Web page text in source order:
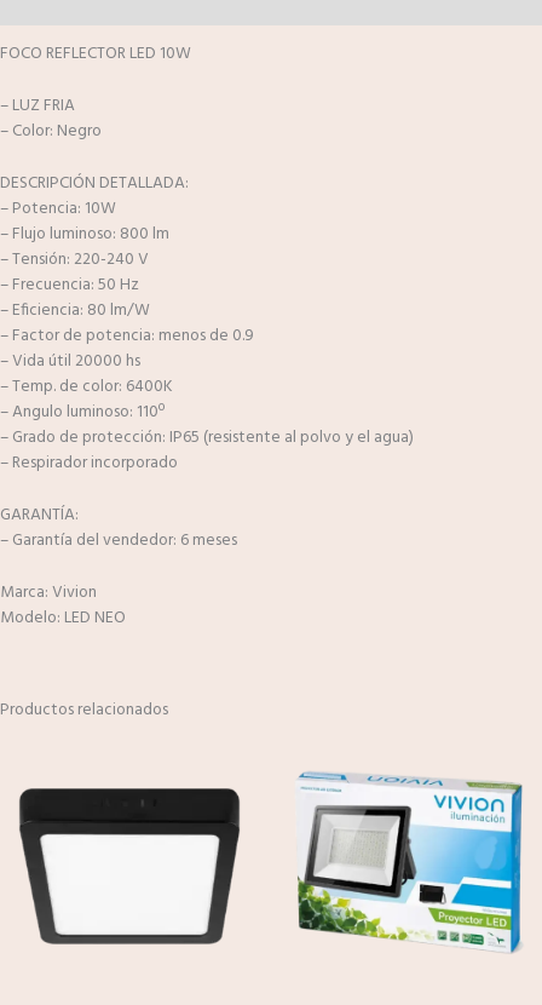
FOCO REFLECTOR LED 10W
– LUZ FRIA
– Color: Negro
DESCRIPCIÓN DETALLADA:
– Potencia: 10W
– Flujo luminoso: 800 lm
– Tensión: 220-240 V
– Frecuencia: 50 Hz
– Eficiencia: 80 lm/W
– Factor de potencia: menos de 0.9
– Vida útil 20000 hs
– Temp. de color: 6400K
– Angulo luminoso: 110º
– Grado de protección: IP65 (resistente al polvo y el agua)
– Respirador incorporado
GARANTÍA:
– Garantía del vendedor: 6 meses
Marca: Vivion
Modelo: LED NEO
Productos relacionados